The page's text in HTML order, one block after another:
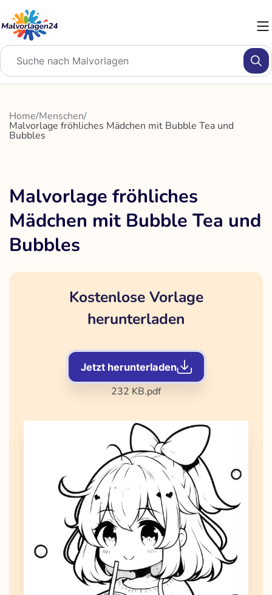
Inhalt
springen
Home/Menschen/
Malvorlage fröhliches Mädchen mit Bubble Tea und
Bubbles
Malvorlage fröhliches
Mädchen mit Bubble Tea und
Bubbles
Kostenlose Vorlage
herunterladen
Jetzt herunterladen
232 KB.pdf